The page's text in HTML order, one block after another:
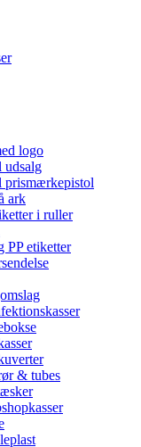
logo
udsalg
prismærkepistol
ark
i ruller
PP etiketter
& tubes